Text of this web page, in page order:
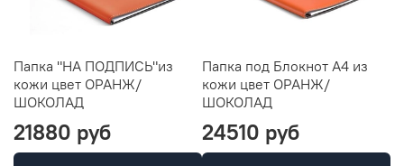
Папка "НА ПОДПИСЬ"из
кожи цвет ОРАНЖ/
ШОКОЛАД
21880 руб
Папка под Блокнот А4 из
кожи цвет ОРАНЖ/
ШОКОЛАД
24510 руб